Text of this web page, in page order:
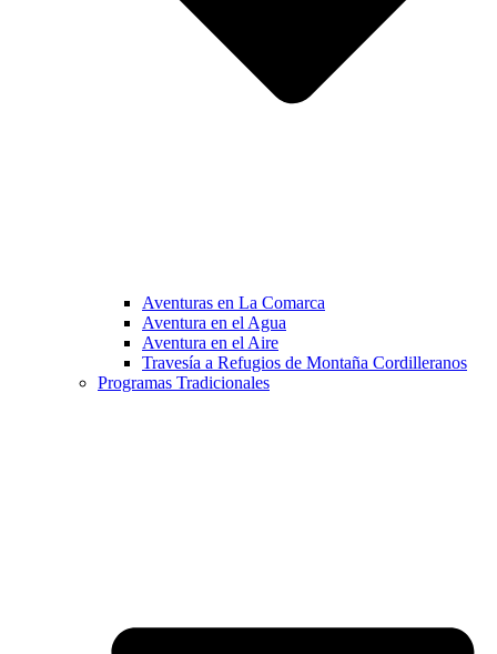
Aventuras en La Comarca
Aventura en el Agua
Aventura en el Aire
Travesía a Refugios de Montaña Cordilleranos
Programas Tradicionales